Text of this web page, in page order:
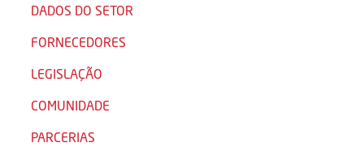
DADOS DO SETOR
FORNECEDORES
LEGISLAÇÃO
COMUNIDADE
PARCERIAS